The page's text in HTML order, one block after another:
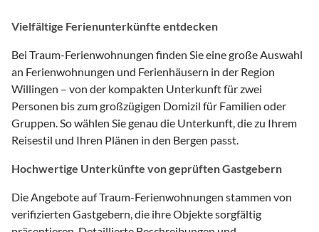
Vielfältige Ferienunterkünfte entdecken
Bei Traum-Ferienwohnungen finden Sie eine große Auswahl
an Ferienwohnungen und Ferienhäusern in der Region
Willingen – von der kompakten Unterkunft für zwei
Personen bis zum großzügigen Domizil für Familien oder
Gruppen. So wählen Sie genau die Unterkunft, die zu Ihrem
Reisestil und Ihren Plänen in den Bergen passt.
Hochwertige Unterkünfte von geprüften Gastgebern
Die Angebote auf Traum-Ferienwohnungen stammen von
verifizierten Gastgebern, die ihre Objekte sorgfältig